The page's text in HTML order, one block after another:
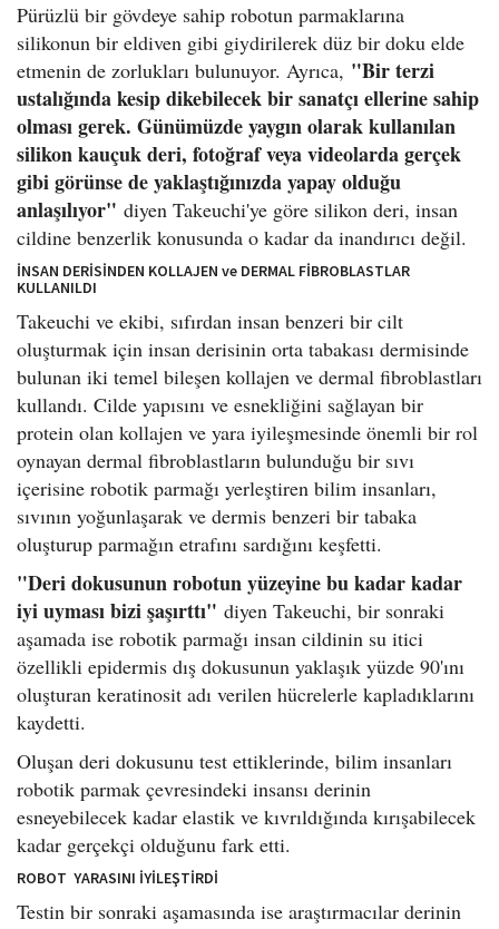
Pürüzlü bir gövdeye sahip robotun parmaklarına
silikonun bir eldiven gibi giydirilerek düz bir doku elde
etmenin de zorlukları bulunuyor. Ayrıca, "Bir terzi
ustalığında kesip dikebilecek bir sanatçı ellerine sahip
olması gerek. Günümüzde yaygın olarak kullanılan
silikon kauçuk deri, fotoğraf veya videolarda gerçek
gibi görünse de yaklaştığınızda yapay olduğu
anlaşılıyor" diyen Takeuchi'ye göre silikon deri, insan
cildine benzerlik konusunda o kadar da inandırıcı değil.
İNSAN DERİSİNDEN KOLLAJEN ve DERMAL FİBROBLASTLAR
KULLANILDI
Takeuchi ve ekibi, sıfırdan insan benzeri bir cilt
oluşturmak için insan derisinin orta tabakası dermisinde
bulunan iki temel bileşen kollajen ve dermal fibroblastları
kullandı. Cilde yapısını ve esnekliğini sağlayan bir
protein olan kollajen ve yara iyileşmesinde önemli bir rol
oynayan dermal fibroblastların bulunduğu bir sıvı
içerisine robotik parmağı yerleştiren bilim insanları,
sıvının yoğunlaşarak ve dermis benzeri bir tabaka
oluşturup parmağın etrafını sardığını keşfetti.
"Deri dokusunun robotun yüzeyine bu kadar kadar
iyi uyması bizi şaşırttı" diyen Takeuchi, bir sonraki
aşamada ise robotik parmağı insan cildinin su itici
özellikli epidermis dış dokusunun yaklaşık yüzde 90'ını
oluşturan keratinosit adı verilen hücrelerle kapladıklarını
kaydetti.
Oluşan deri dokusunu test ettiklerinde, bilim insanları
robotik parmak çevresindeki insansı derinin
esneyebilecek kadar elastik ve kıvrıldığında kırışabilecek
kadar gerçekçi olduğunu fark etti.
ROBOT YARASINI İYİLEŞTİRDİ
Testin bir sonraki aşamasında ise araştırmacılar derinin